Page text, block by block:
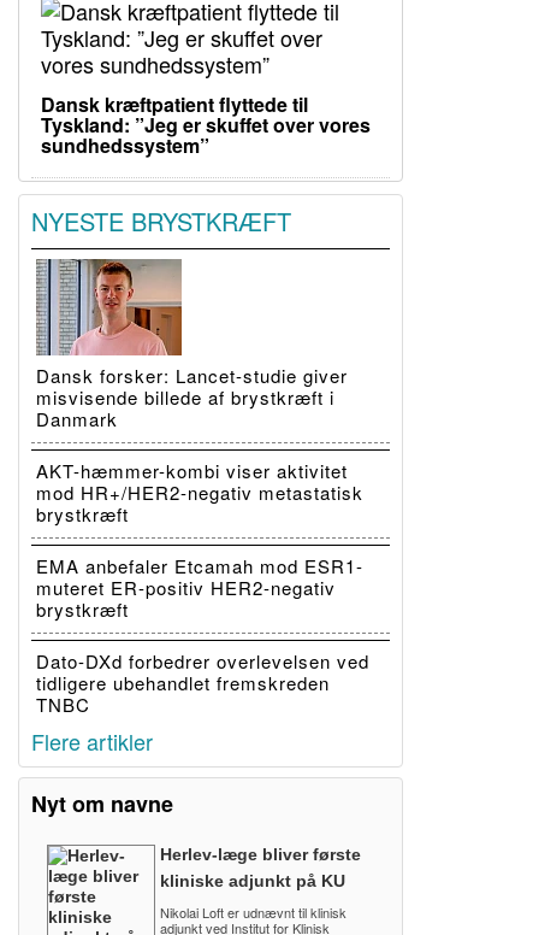
Dansk kræftpatient flyttede til
Tyskland: ”Jeg er skuffet over vores
sundhedssystem”
NYESTE BRYSTKRÆFT
Dansk forsker: Lancet-studie giver
misvisende billede af brystkræft i
Danmark
AKT-hæmmer-kombi viser aktivitet
mod HR+/HER2-negativ metastatisk
brystkræft
EMA anbefaler Etcamah mod ESR1-
muteret ER-positiv HER2-negativ
brystkræft
Dato-DXd forbedrer overlevelsen ved
tidligere ubehandlet fremskreden
TNBC
Flere artikler
Nyt om navne
Herlev-læge bliver første
kliniske adjunkt på KU
Nikolai Loft er udnævnt til klinisk
adjunkt ved Institut for Klinisk